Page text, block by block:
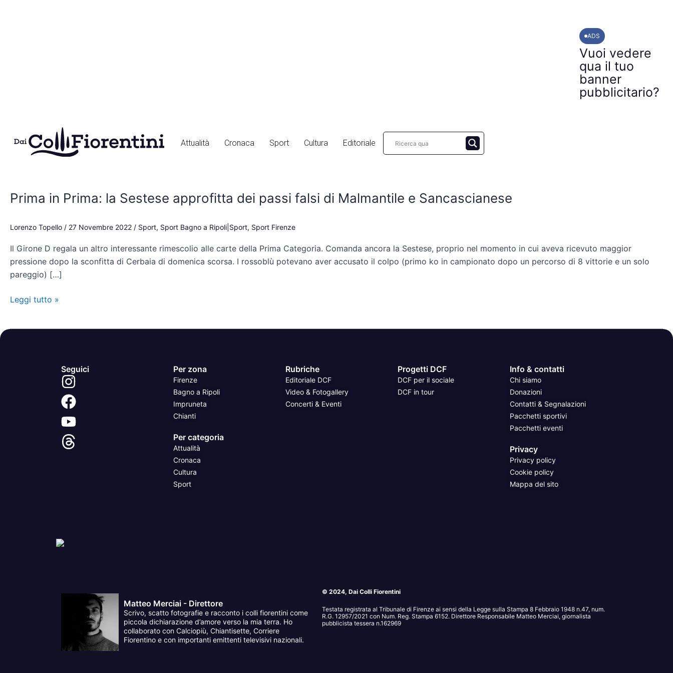
ADS
Vuoi vedere
qua il tuo
banner
pubblicitario?
Attualità Cronaca Sport Cultura Editoriale
Prima in Prima: la Sestese approfitta dei passi falsi di Malmantile e Sancascianese
Lorenzo Topello / 27 Novembre 2022 / Sport, Sport Bagno a Ripoli|Sport, Sport Firenze
Il Girone D regala un altro interessante rimescolio alle carte della Prima Categoria. Comanda ancora la Sestese, proprio nel momento in cui aveva ricevuto maggior
pressione dopo la sconfitta di Cerbaia di domenica scorsa. I rossoblù potevano aver accusato il colpo (primo ko in campionato dopo un percorso di 8 vittorie e un solo
pareggio) […]
Prima:
Sestese
dei
passi
falsi
Malmantile
Sancascianese
Leggi tutto »
Seguici Per zona
Firenze
Bagno a Ripoli
Impruneta
Chianti
Per categoria
Attualità
Cronaca
Cultura
Sport
Rubriche
Editoriale DCF
Video & Fotogallery
Concerti & Eventi
Progetti DCF
DCF per il sociale
DCF in tour
Info & contatti
Chi siamo
Donazioni
Contatti & Segnalazioni
Pacchetti sportivi
Pacchetti eventi
Privacy
Privacy policy
Cookie policy
Mappa del sito
Matteo Merciai - Direttore
Scrivo, scatto fotografie e racconto i colli fiorentini come
piccola dichiarazione d’amore verso la mia terra. Ho
collaborato con Calciopiù, Chiantisette, Corriere
Fiorentino e con importanti emittenti televisivi nazionali.
© 2024, Dai Colli Fiorentini
Testata registrata al Tribunale di Firenze ai sensi della Legge sulla Stampa 8 Febbraio 1948 n.47, num.
R.G. 12957/2021 con Num. Reg. Stampa 6152. Direttore Responsabile Matteo Merciai, giornalista
pubblicista tessera n.162969